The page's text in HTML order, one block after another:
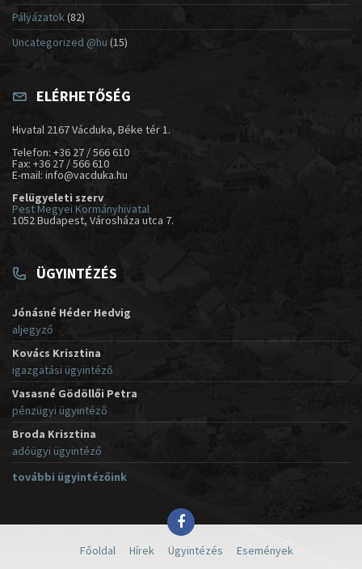
Pályázatok (82)
Uncategorized @hu (15)
ELÉRHETŐSÉG
Hivatal 2167 Vácduka, Béke tér 1.
Telefon: +36 27 / 566 610
Fax: +36 27 / 566 610
E-mail: info@vacduka.hu
Felügyeleti szerv
Pest Megyei Kormányhivatal
1052 Budapest, Városháza utca 7.
ÜGYINTÉZÉS
Jónásné Héder Hedvig
aljegyző
Kovács Krisztina
igazgatási ügyintéző
Vasasné Gödöllői Petra
pénzügyi ügyintéző
Broda Krisztina
adóügyi ügyintéző
további ügyintézőink
Főoldal Hírek Ügyintézés Események